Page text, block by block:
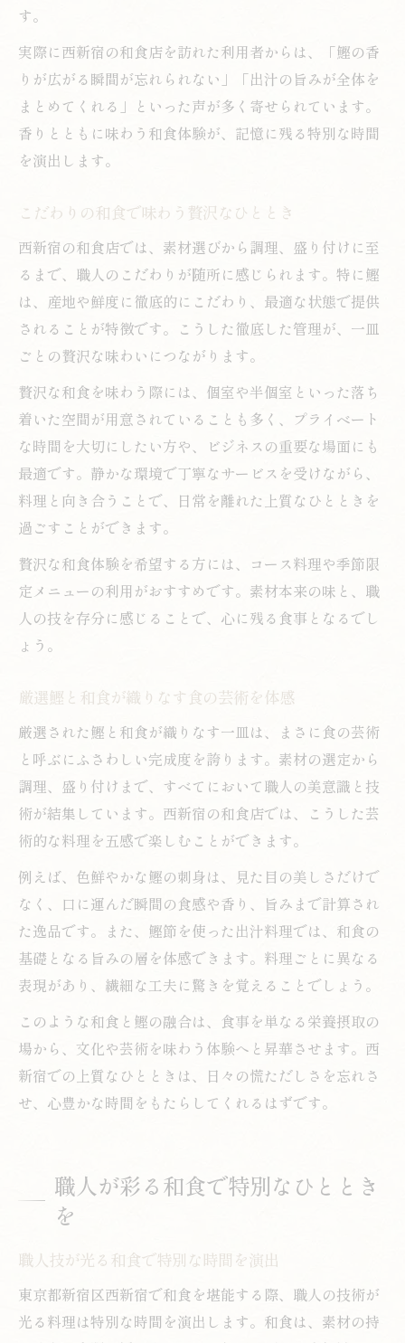
す。
実際に西新宿の和食店を訪れた利用者からは、「鰹の香
りが広がる瞬間が忘れられない」「出汁の旨みが全体を
まとめてくれる」といった声が多く寄せられています。
香りとともに味わう和食体験が、記憶に残る特別な時間
を演出します。
こだわりの和食で味わう贅沢なひととき
西新宿の和食店では、素材選びから調理、盛り付けに至
るまで、職人のこだわりが随所に感じられます。特に鰹
は、産地や鮮度に徹底的にこだわり、最適な状態で提供
されることが特徴です。こうした徹底した管理が、一皿
ごとの贅沢な味わいにつながります。
贅沢な和食を味わう際には、個室や半個室といった落ち
着いた空間が用意されていることも多く、プライベート
な時間を大切にしたい方や、ビジネスの重要な場面にも
最適です。静かな環境で丁寧なサービスを受けながら、
料理と向き合うことで、日常を離れた上質なひとときを
過ごすことができます。
贅沢な和食体験を希望する方には、コース料理や季節限
定メニューの利用がおすすめです。素材本来の味と、職
人の技を存分に感じることで、心に残る食事となるでし
ょう。
厳選鰹と和食が織りなす食の芸術を体感
厳選された鰹と和食が織りなす一皿は、まさに食の芸術
と呼ぶにふさわしい完成度を誇ります。素材の選定から
調理、盛り付けまで、すべてにおいて職人の美意識と技
術が結集しています。西新宿の和食店では、こうした芸
術的な料理を五感で楽しむことができます。
例えば、色鮮やかな鰹の刺身は、見た目の美しさだけで
なく、口に運んだ瞬間の食感や香り、旨みまで計算され
た逸品です。また、鰹節を使った出汁料理では、和食の
基礎となる旨みの層を体感できます。料理ごとに異なる
表現があり、繊細な工夫に驚きを覚えることでしょう。
このような和食と鰹の融合は、食事を単なる栄養摂取の
場から、文化や芸術を味わう体験へと昇華させます。西
新宿での上質なひとときは、日々の慌ただしさを忘れさ
せ、心豊かな時間をもたらしてくれるはずです。
職人が彩る和食で特別なひととき
を
職人技が光る和食で特別な時間を演出
東京都新宿区西新宿で和食を堪能する際、職人の技術が
光る料理は特別な時間を演出します。和食は、素材の持